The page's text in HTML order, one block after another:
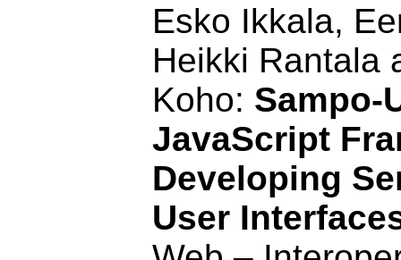
Esko Ikkala,
Heikki Rantala
Koho: Sampo-
JavaScript
Developing
User